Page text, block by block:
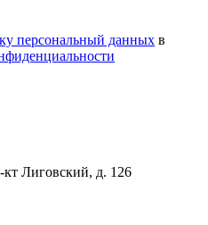
персональный данных в
кт Лиговский, д. 126